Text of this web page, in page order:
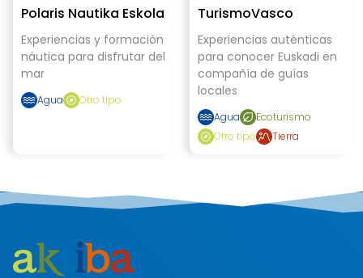
Polaris Nautika Eskola
Experiencias y formación
náutica para disfrutar del
mar
Agua Otro tipo
TurismoVasco
Experiencias auténticas
para conocer Euskadi en
compañía de guías
locales
Agua
Ecoturismo
Otro tipo
Tierra